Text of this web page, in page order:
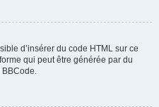
d’insérer du code HTML sur ce
qui peut être générée par du
BBCode.